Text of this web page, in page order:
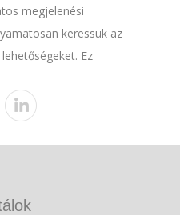
megjelenési
keressük az
Ez